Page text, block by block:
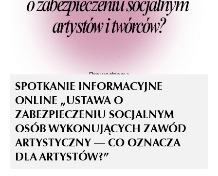
SPOTKANIE INFORMACYJNE
ONLINE „USTAWA O
ZABEZPIECZENIU SOCJALNYM
OSÓB WYKONUJĄCYCH ZAWÓD
ARTYSTYCZNY — CO OZNACZA
DLA ARTYSTÓW?”